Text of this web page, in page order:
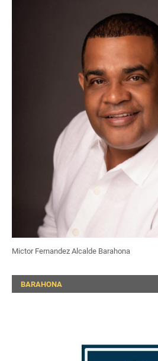
Mictor Fernandez Alcalde Barahona
BARAHONA